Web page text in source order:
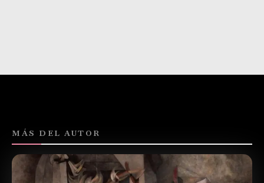
MÁS DEL AUTOR